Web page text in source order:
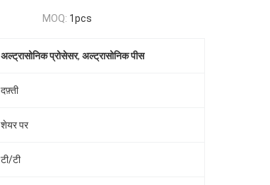
MOQ: 1pcs
अल्ट्रासोनिक प्रोसेसर, अल्ट्रासोनिक पीस
दफ़्ती
शेयर पर
टी/टी